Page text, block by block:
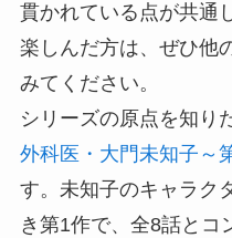
貫かれている点が共通
楽しんだ方は、ぜひ他
みてください。
シリーズの原点を知り
外科医・大門未知子～
す。未知子のキャラク
き第1作で、全8話とコ